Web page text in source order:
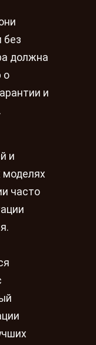
без
должна
о
и
и
моделях
часто